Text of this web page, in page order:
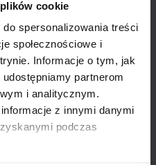
cookie
spersonalizowania treści
społecznościowe i
Informacje o tym, jak
partnerom
i analitycznym.
z innymi danymi
podczas
Dokładne
jest
decyzji finansowej.
decyzji
do
Przemyśl
i